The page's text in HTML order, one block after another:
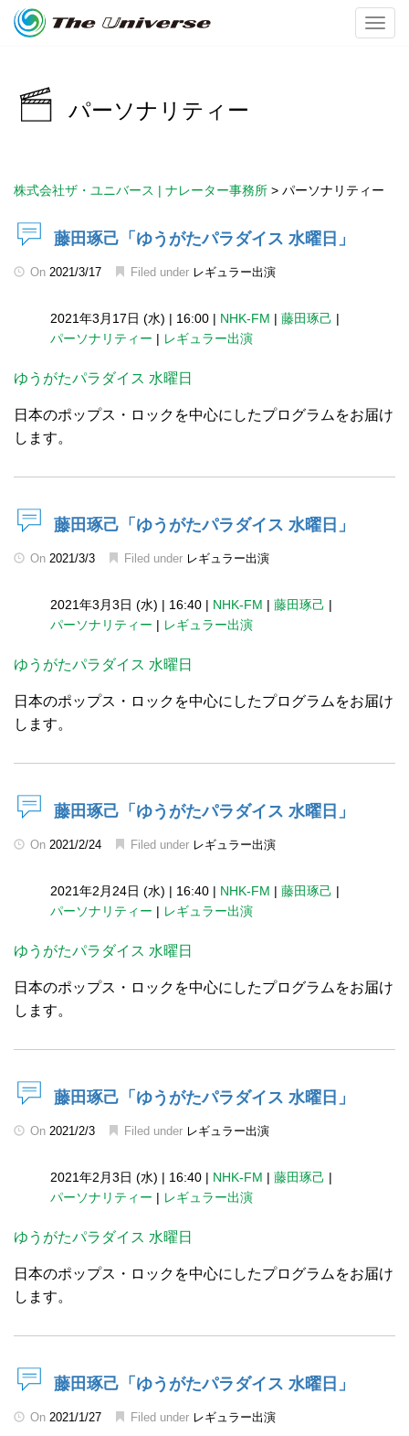
パーソナリティー
株式会社ザ・ユニバース | ナレーター事務所 > パーソナリティー
藤田琢己「ゆうがたパラダイス 水曜日」
On 2021/3/17 Filed under レギュラー出演
2021年3月17日 (水) | 16:00 | NHK-FM | 藤田琢己 |
パーソナリティー | レギュラー出演
ゆうがたパラダイス 水曜日
日本のポップス・ロックを中心にしたプログラムをお届け
します。
藤田琢己「ゆうがたパラダイス 水曜日」
On 2021/3/3 Filed under レギュラー出演
2021年3月3日 (水) | 16:40 | NHK-FM | 藤田琢己 |
パーソナリティー | レギュラー出演
ゆうがたパラダイス 水曜日
日本のポップス・ロックを中心にしたプログラムをお届け
します。
藤田琢己「ゆうがたパラダイス 水曜日」
On 2021/2/24 Filed under レギュラー出演
2021年2月24日 (水) | 16:40 | NHK-FM | 藤田琢己 |
パーソナリティー | レギュラー出演
ゆうがたパラダイス 水曜日
日本のポップス・ロックを中心にしたプログラムをお届け
します。
藤田琢己「ゆうがたパラダイス 水曜日」
On 2021/2/3 Filed under レギュラー出演
2021年2月3日 (水) | 16:40 | NHK-FM | 藤田琢己 |
パーソナリティー | レギュラー出演
ゆうがたパラダイス 水曜日
日本のポップス・ロックを中心にしたプログラムをお届け
します。
藤田琢己「ゆうがたパラダイス 水曜日」
On 2021/1/27 Filed under レギュラー出演